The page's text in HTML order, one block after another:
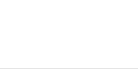
des Gehirns und